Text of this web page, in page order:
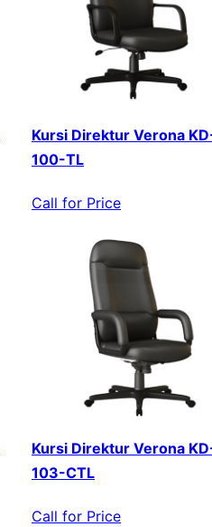
Kursi Direktur Verona
100-TL
Call for Price
Kursi Direktur Verona
103-CTL
Call for Price